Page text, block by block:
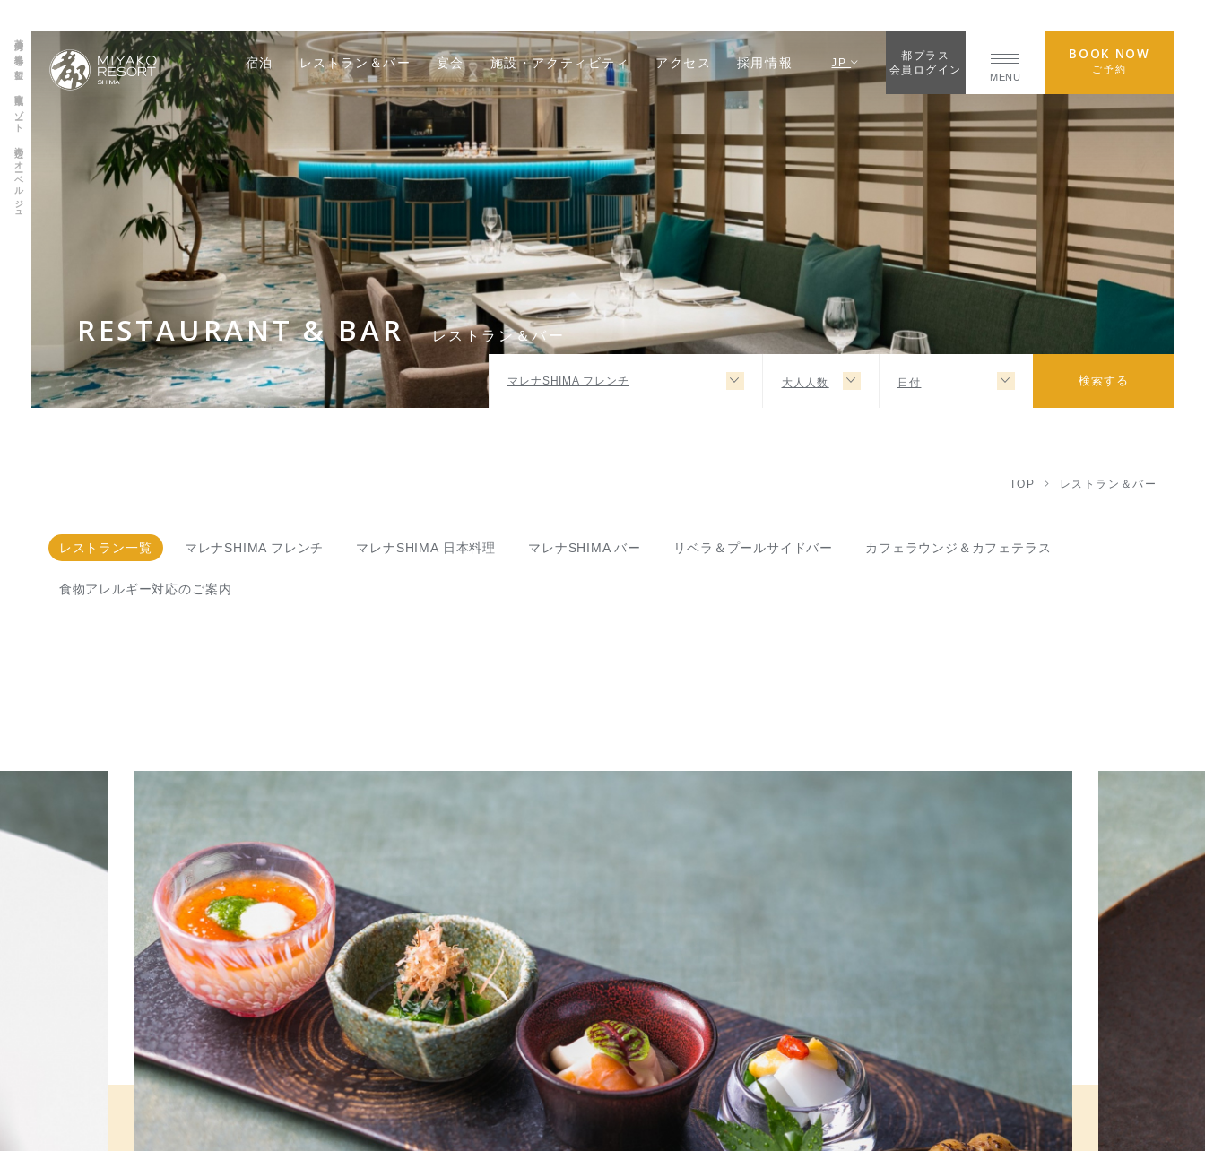
英虞湾の絶景を望む、南欧風リゾート 海辺のオーベルジュ 宿泊 レストラン＆バー 宴会 施設・アクティビティ アクセス 採用情報 JP
都プラス
会員ログイン
MENU
BOOK NOW
ご予約
RESTAURANT & BAR レストラン＆バー
マレナSHIMA フレンチ 大人人数 日付 検索する
TOP レストラン＆バー
レストラン一覧 マレナSHIMA フレンチ マレナSHIMA 日本料理 マレナSHIMA バー リベラ＆プールサイドバー カフェラウンジ＆カフェテラス
食物アレルギー対応のご案内